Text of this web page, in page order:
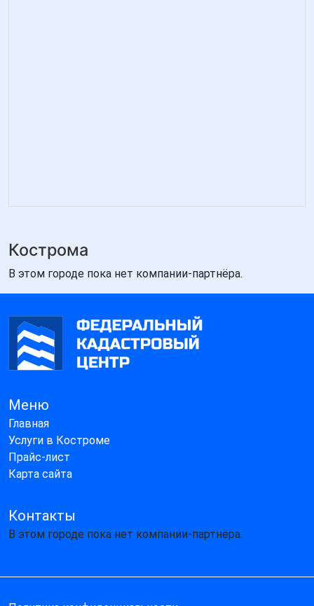
Кострома
В этом городе пока нет компании-партнёра.
Меню
Главная
Услуги в Костроме
Прайс-лист
Карта сайта
Контакты
В этом городе пока нет компании-партнёра.